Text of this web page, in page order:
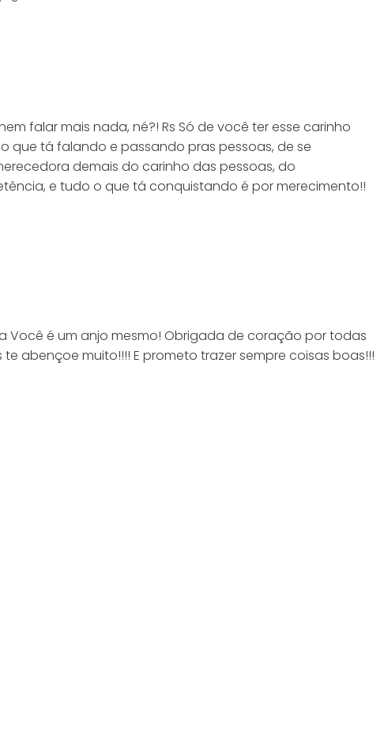
falar mais nada, né?! Rs Só de você ter esse carinho
que tá falando e passando pras pessoas, de se
demais do carinho das pessoas, do
e tudo o que tá conquistando é por merecimento!!
Você é um anjo mesmo! Obrigada de coração por todas
abençoe muito!!!! E prometo trazer sempre coisas boas!!!